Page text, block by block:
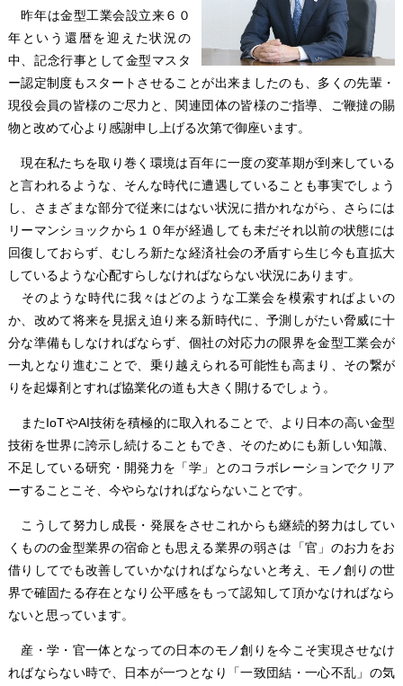
昨年は金型工業会設立来６０
年という還暦を迎えた状況の
中、記念行事として金型マスタ
ー認定制度もスタートさせることが出来ましたのも、多くの先輩・
現役会員の皆様のご尽力と、関連団体の皆様のご指導、ご鞭撻の賜
物と改めて心より感謝申し上げる次第で御座います。
現在私たちを取り巻く環境は百年に一度の変革期が到来している
と言われるような、そんな時代に遭遇していることも事実でしょう
し、さまざまな部分で従来にはない状況に措かれながら、さらには
リーマンショックから１０年が経過しても未だそれ以前の状態には
回復しておらず、むしろ新たな経済社会の矛盾すら生じ今も直拡大
しているような心配すらしなければならない状況にあります。
そのような時代に我々はどのような工業会を模索すればよいの
か、改めて将来を見据え迫り来る新時代に、予測しがたい脅威に十
分な準備もしなければならず、個社の対応力の限界を金型工業会が
一丸となり進むことで、乗り越えられる可能性も高まり、その繋が
りを起爆剤とすれば協業化の道も大きく開けるでしょう。
またIoTやAI技術を積極的に取入れることで、より日本の高い金型
技術を世界に誇示し続けることもでき、そのためにも新しい知識、
不足している研究・開発力を「学」とのコラボレーションでクリア
ーすることこそ、今やらなければならないことです。
こうして努力し成長・発展をさせこれからも継続的努力はしてい
くものの金型業界の宿命とも思える業界の弱さは「官」のお力をお
借りしてでも改善していかなければならないと考え、モノ創りの世
界で確固たる存在となり公平感をもって認知して頂かなければなら
ないと思っています。
産・学・官一体となっての日本のモノ創りを今こそ実現させなけ
ればならない時で、日本が一つとなり「一致団結・一心不乱」の気